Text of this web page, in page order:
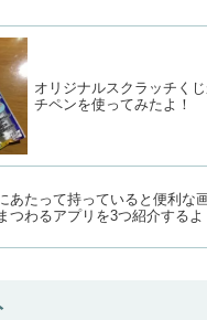
オリジナルスクラッチく
チペンを使ってみたよ！
あたって持っていると便利な
つわるアプリを3つ紹介するよ